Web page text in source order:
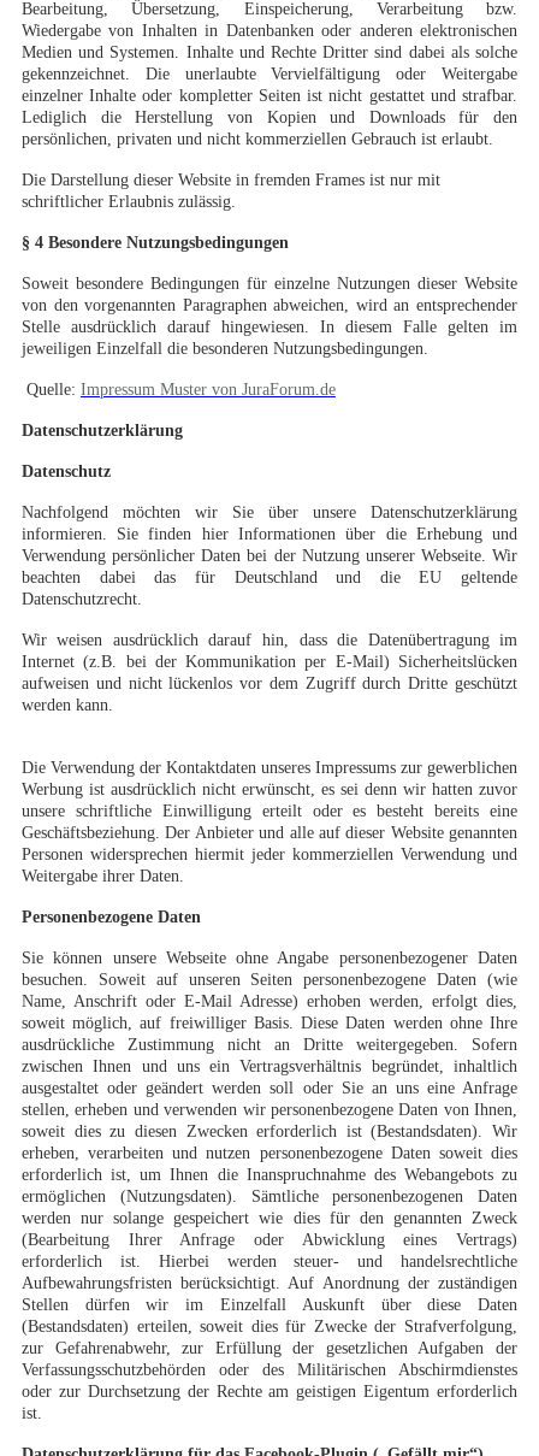
Bearbeitung, Übersetzung, Einspeicherung, Verarbeitung bzw.
Wiedergabe von Inhalten in Datenbanken oder anderen elektronischen
Medien und Systemen. Inhalte und Rechte Dritter sind dabei als solche
gekennzeichnet. Die unerlaubte Vervielfältigung oder Weitergabe
einzelner Inhalte oder kompletter Seiten ist nicht gestattet und strafbar.
Lediglich die Herstellung von Kopien und Downloads für den
persönlichen, privaten und nicht kommerziellen Gebrauch ist erlaubt.
Die Darstellung dieser Website in fremden Frames ist nur mit
schriftlicher Erlaubnis zulässig.
§ 4 Besondere Nutzungsbedingungen
Soweit besondere Bedingungen für einzelne Nutzungen dieser Website
von den vorgenannten Paragraphen abweichen, wird an entsprechender
Stelle ausdrücklich darauf hingewiesen. In diesem Falle gelten im
jeweiligen Einzelfall die besonderen Nutzungsbedingungen.
Quelle: Impressum Muster von JuraForum.de
Datenschutzerklärung
Datenschutz
Nachfolgend möchten wir Sie über unsere Datenschutzerklärung
informieren. Sie finden hier Informationen über die Erhebung und
Verwendung persönlicher Daten bei der Nutzung unserer Webseite. Wir
beachten dabei das für Deutschland und die EU geltende
Datenschutzrecht.
Wir weisen ausdrücklich darauf hin, dass die Datenübertragung im
Internet (z.B. bei der Kommunikation per E-Mail) Sicherheitslücken
aufweisen und nicht lückenlos vor dem Zugriff durch Dritte geschützt
werden kann.
Die Verwendung der Kontaktdaten unseres Impressums zur gewerblichen
Werbung ist ausdrücklich nicht erwünscht, es sei denn wir hatten zuvor
unsere schriftliche Einwilligung erteilt oder es besteht bereits eine
Geschäftsbeziehung. Der Anbieter und alle auf dieser Website genannten
Personen widersprechen hiermit jeder kommerziellen Verwendung und
Weitergabe ihrer Daten.
Personenbezogene Daten
Sie können unsere Webseite ohne Angabe personenbezogener Daten
besuchen. Soweit auf unseren Seiten personenbezogene Daten (wie
Name, Anschrift oder E-Mail Adresse) erhoben werden, erfolgt dies,
soweit möglich, auf freiwilliger Basis. Diese Daten werden ohne Ihre
ausdrückliche Zustimmung nicht an Dritte weitergegeben. Sofern
zwischen Ihnen und uns ein Vertragsverhältnis begründet, inhaltlich
ausgestaltet oder geändert werden soll oder Sie an uns eine Anfrage
stellen, erheben und verwenden wir personenbezogene Daten von Ihnen,
soweit dies zu diesen Zwecken erforderlich ist (Bestandsdaten). Wir
erheben, verarbeiten und nutzen personenbezogene Daten soweit dies
erforderlich ist, um Ihnen die Inanspruchnahme des Webangebots zu
ermöglichen (Nutzungsdaten). Sämtliche personenbezogenen Daten
werden nur solange gespeichert wie dies für den genannten Zweck
(Bearbeitung Ihrer Anfrage oder Abwicklung eines Vertrags)
erforderlich ist. Hierbei werden steuer- und handelsrechtliche
Aufbewahrungsfristen berücksichtigt. Auf Anordnung der zuständigen
Stellen dürfen wir im Einzelfall Auskunft über diese Daten
(Bestandsdaten) erteilen, soweit dies für Zwecke der Strafverfolgung,
zur Gefahrenabwehr, zur Erfüllung der gesetzlichen Aufgaben der
Verfassungsschutzbehörden oder des Militärischen Abschirmdienstes
oder zur Durchsetzung der Rechte am geistigen Eigentum erforderlich
ist.